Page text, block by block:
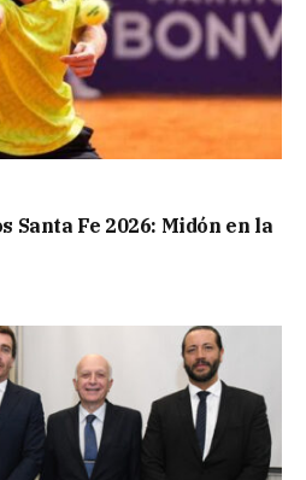
Santa Fe 2026: Midón en la